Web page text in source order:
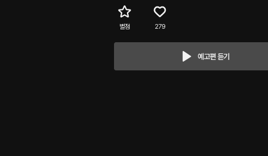
별점 279
예고편 듣기